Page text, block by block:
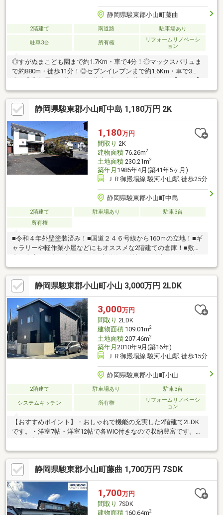
静岡県駿東郡小山町藤曲
2階建て 南道路 駐車場あり
駐車3台 所有権
リフォームリノベーシ
ョン
◎すがぬまこども園まで約1.7Km・車で4分！◎マックスバリュま
で約880m・徒歩11分！◎セブンイレブンまで約1.6Km・車で3
のロゴの付いた画像は、現況家具等有ります。売主様のプライバ
シーに配慮しCG加工により家具等消去した画像となり、現況との
相違がある場合は現況を優先致します。※設備の内容・状況等は
現況を優先致します。
静岡県駿東郡小山町中島 1,180万円 2K
1,180万円
間取り 2K
建物面積76.26m2
土地面積230.21m2
築年月 1985年4月(築41年5ヶ月)
ＪＲ御殿場線 駿河小山駅 徒歩25分
静岡県駿東郡小山町中島
2階建て 駐車場あり
駐車3台
所有権
■令和４年外壁塗装済み！■国道２４６号線から160ｍの立地！■ギ
ャラリーや軽作業小屋などにもオススメな2階建ての倉庫！■敷地
有り。※物件は現況渡しとなります。※浄化槽設置無し（キッチ
ン・トイレ等ありません）。※間取りは2Kになっていますがキッ
チンはありません。
静岡県駿東郡小山町小山 3,000万円 2LDK
3,000万円
間取り 2LDK
建物面積109.01m2
土地面積207.46m2
築年月 2010年9月(築16年)
ＪＲ御殿場線 駿河小山駅 徒歩15分
静岡県駿東郡小山町小山
2階建て 駐車場あり 駐車3台
システムキッチン 所有権
リフォームリノベーシ
ョン
【おすすめポイント】・おしゃれで機能の充実した2階建て2LDK
です。・洋室7帖・洋室12帖で各WIC付きなので収納豊富です。・
らお料理ができます。・ガーデニングや家庭菜園など楽しめるお
庭があります。・成美小学校まで650m（徒歩9分）、小山中学校
まで400m（徒歩5分）徒歩圏内でお見送りも安心です。【周辺施
設】・セブンイレブン駿東小山店様まで650m（徒歩9分）・マッ
クスバリュエクスプレス小山町店様まで350m（徒歩5分）・ウエ
ルシア御殿場二枚橋店様まで8500m（車17分）・小山公園まで
450m（徒歩6分）
静岡県駿東郡小山町藤曲 1,700万円 7SDK
1,700万円
間取り 7SDK
建物面積160.64m2